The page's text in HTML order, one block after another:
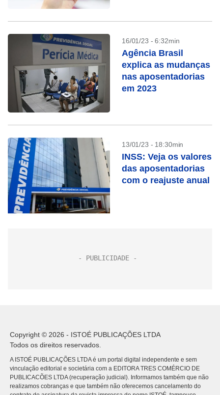
16/01/23 - 6:32min
Agência Brasil
explica as mudanças
nas aposentadorias
em 2023
13/01/23 - 18:30min
INSS: Veja os valores
das aposentadorias
com o reajuste anual
Copyright © 2026 - ISTOÉ PUBLICAÇÕES LTDA
Todos os direitos reservados.
A ISTOÉ PUBLICAÇÕES LTDA é um portal digital independente e sem
vinculação editorial e societária com a EDITORA TRES COMÉRCIO DE
PUBLICACÕES LTDA (recuperação judicial). Informamos também que não
realizamos cobranças e que também não oferecemos cancelamento do